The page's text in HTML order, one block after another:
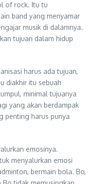
of rock. Itu tu
band yang menyamar
musik di dalamnya.
tujuan dalam hidup
harus ada tujuan,
diakhir itu sebuah
minimal tujuanya
yang akan berdampak
penting harus punya
emosinya.
menyalurkan emosi
bermain bola. Bo,